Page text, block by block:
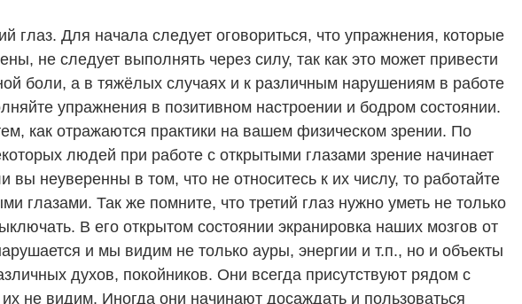
глаз. Для начала следует оговориться, что упражнения, которые
не следует выполнять через силу, так как это может привести
боли, а в тяжёлых случаях и к различным нарушениям в работе
упражнения в позитивном настроении и бодром состоянии.
как отражаются практики на вашем физическом зрении. По
людей при работе с открытыми глазами зрение начинает
вы неуверенны в том, что не относитесь к их числу, то работайте
глазами. Так же помните, что третий глаз нужно уметь не только
В его открытом состоянии экранировка наших мозгов от
и мы видим не только ауры, энергии и т.п., но и объекты
духов, покойников. Они всегда присутствуют рядом с
не видим. Иногда они начинают досаждать и пользоваться